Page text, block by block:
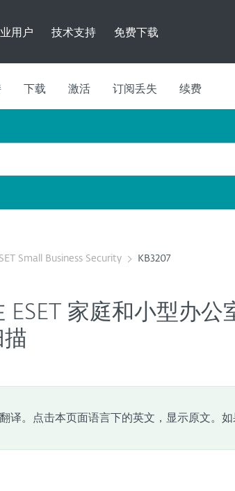
用户 技术支持 免费下载
下载 激活 订阅丢失 续费
Small Business Security KB3207
ESET 家庭和小型办
描
译。点击本页面语言下的英文，显示原文。